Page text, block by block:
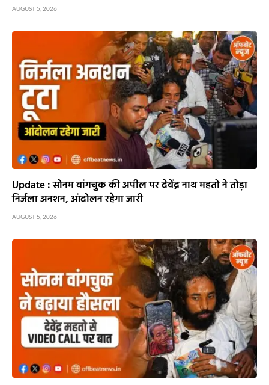
AUGUST 5, 2026
Update : सोनम वांगचुक की अपील पर देवेंद्र नाथ महतो ने तोड़ा
निर्जला अनशन, आंदोलन रहेगा जारी
AUGUST 5, 2026